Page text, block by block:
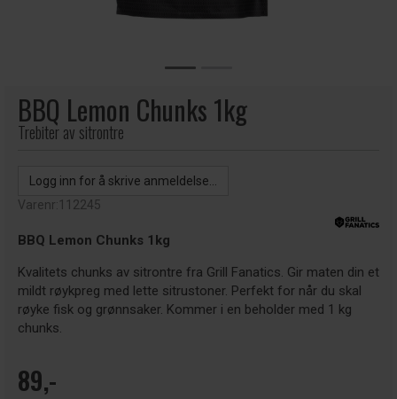
BBQ Lemon Chunks 1kg
Trebiter av sitrontre
Logg inn for å skrive anmeldelse...
Varenr:112245
BBQ Lemon Chunks 1kg
Kvalitets chunks av sitrontre fra Grill Fanatics. Gir maten din et
mildt røykpreg med lette sitrustoner. Perfekt for når du skal
røyke fisk og grønnsaker. Kommer i en beholder med 1 kg
chunks.
89,-